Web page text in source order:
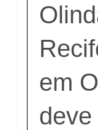
em